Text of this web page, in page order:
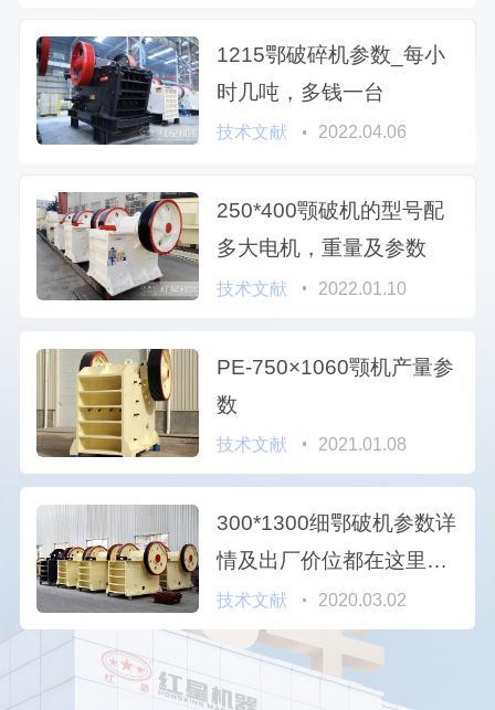
1215鄂破碎机参数_每小
时几吨，多钱一台
技术文献 2022.04.06
250*400颚破机的型号配
多大电机，重量及参数
技术文献 2022.01.10
PE-750×1060颚机产量参
数
技术文献 2021.01.08
300*1300细鄂破机参数详
情及出厂价位都在这里，
需要的自己看
技术文献 2020.03.02